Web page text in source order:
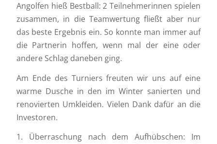
Angolfen hieß Bestball: 2 Teilnehmerinnen spielen
zusammen, in die Teamwertung fließt aber nur
das beste Ergebnis ein. So konnte man immer auf
die Partnerin hoffen, wenn mal der eine oder
andere Schlag daneben ging.
Am Ende des Turniers freuten wir uns auf eine
warme Dusche in den im Winter sanierten und
renovierten Umkleiden. Vielen Dank dafür an die
Investoren.
1. Überraschung nach dem Aufhübschen: Im